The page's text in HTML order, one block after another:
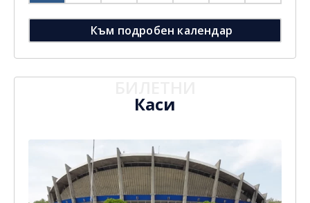
Към подробен календар
Каси